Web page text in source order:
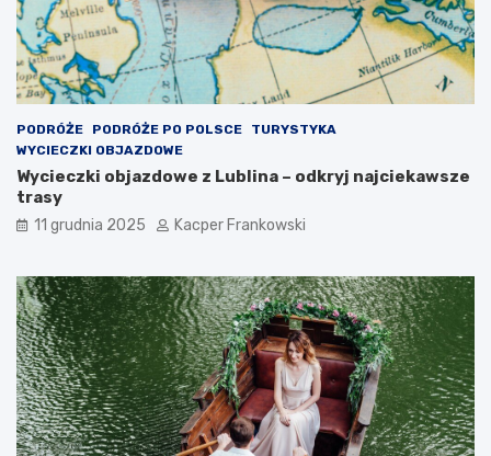
PODRÓŻE PODRÓŻE PO POLSCE
TURYSTYKA
WYCIECZKI OBJAZDOWE
Wycieczki objazdowe z Lublina – odkryj najciekawsze
trasy
11 grudnia 2025 Kacper Frankowski